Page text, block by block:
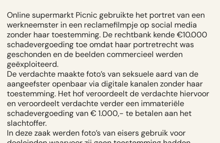
Online supermarkt Picnic gebruikte het portret van een
werkneemster in een reclamefilmpje op social media
zonder haar toestemming. De rechtbank kende €10.000
schadevergoeding toe omdat haar portretrecht was
geschonden en de beelden commercieel werden
geëxploiteerd.
De verdachte maakte foto’s van seksuele aard van de
aangeefster openbaar via digitale kanalen zonder haar
toestemming. Het hofveroordeelt de verdachte hiervoor
en veroordeelt verdachte verder een immateriële
schadevergoeding van € 1.000,- te betalen aan het
slachtoffer.
In deze zaak werden foto’s van eisers gebruik voor